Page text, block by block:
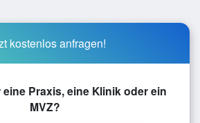
kostenlos anfragen!
Praxis, eine Klinik oder ein
MVZ?